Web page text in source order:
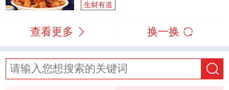
生财有道
查看更多 换一换